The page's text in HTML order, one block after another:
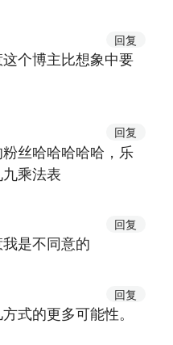
回复
个博主比想象中要
回复
丝哈哈哈哈哈，乐
乘法表
回复
是不同意的
回复
式的更多可能性。